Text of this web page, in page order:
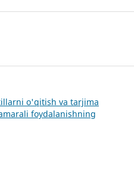
o'qitish va tarjima
foydalanishning